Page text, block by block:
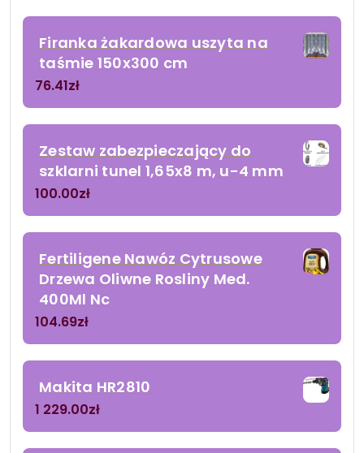
Firanka żakardowa uszyta na
taśmie 150x300 cm
76.41zł
Zestaw zabezpieczający do
szklarni tunel 1,65x8 m, u-4 mm
100.00zł
Fertiligene Nawóz Cytrusowe
Drzewa Oliwne Rosliny Med.
400Ml Nc
104.69zł
Makita HR2810
1 229.00zł